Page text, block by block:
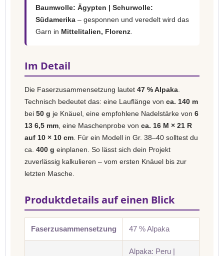
Baumwolle: Ägypten | Schurwolle:
Südamerika – gesponnen und veredelt wird das
Garn in Mittelitalien, Florenz
Im Detail
Die Faserzusammensetzung lautet 47 % Alpaka
Technisch bedeutet das: eine Lauflänge von ca. 140 m
bei 50 g je Knäuel, eine empfohlene Nadelstärke von 6
13 6,5 mm , eine Maschenprobe von ca. 16 M × 21 R
auf 10 × 10 cm . Für ein Modell in Gr. 38–40 solltest du
ca. 400 g einplanen. So lässt sich dein Projekt
zuverlässig kalkulieren – vom ersten Knäuel bis zur
letzten Masche.
Produktdetails auf einen Blick
Faserzusammensetzung 47 % Alpaka
Alpaka: Peru |